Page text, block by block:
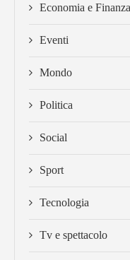
Economia e Finanza
Eventi
Mondo
Politica
Social
Sport
Tecnologia
Tv e spettacolo